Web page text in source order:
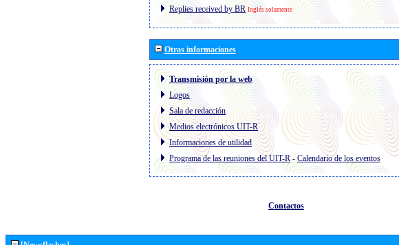
Replies received by BR Inglés solamente
Otras informaciones
Transmisión por la web
Logos
Sala de redacción
Medios electrónicos UIT-R
Informaciones de utilidad
Programa de las reuniones del UIT-R- Calendario de los eventos
Contactos